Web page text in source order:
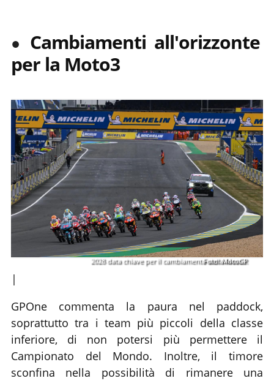
Cambiamenti all'orizzonte
per la Moto3
2028 data chiave per il cambiamento della Moto3.
|
Foto: MotoGP
GPOne commenta la paura nel paddock,
soprattutto tra i team più piccoli della classe
inferiore, di non potersi più permettere il
Campionato del Mondo. Inoltre, il timore
sconfina nella possibilità di rimanere una